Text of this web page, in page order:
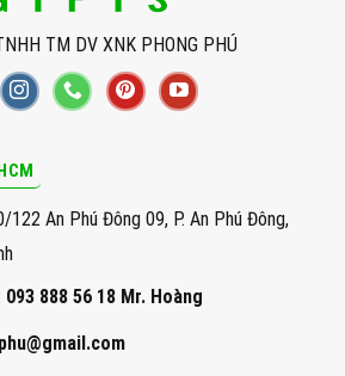
TM DV XNK PHONG PHÚ
An Phú Đông 09, P. An Phú Đông,
093 888 56 18 Mr. Hoàng